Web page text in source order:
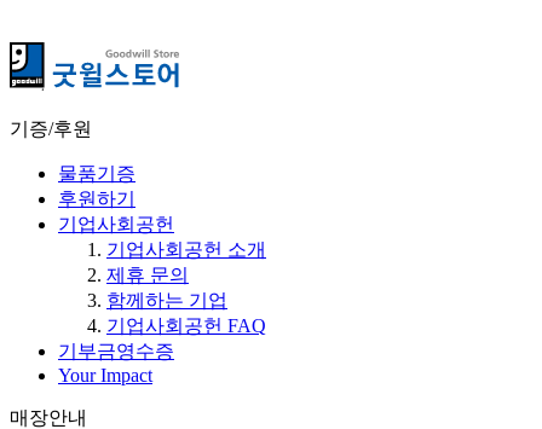
기증/후원
물품기증
후원하기
기업사회공헌
기업사회공헌 소개
제휴 문의
함께하는 기업
기업사회공헌 FAQ
기부금영수증
Your Impact
매장안내